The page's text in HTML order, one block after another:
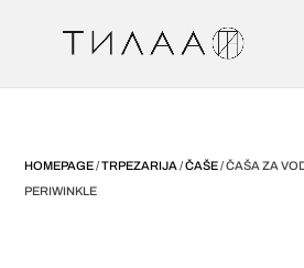
HOMEPAGE/TRPEZARIJA /ČAŠE/ ČAŠA ZA
PERIWINKLE